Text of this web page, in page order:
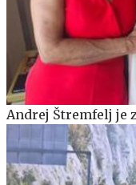
Andrej Štremfelj je